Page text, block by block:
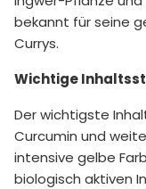
bekannt für seine
Currys.
Wichtige
Der wichtigste
Curcumin und
intensive gelbe
biologisch aktiven